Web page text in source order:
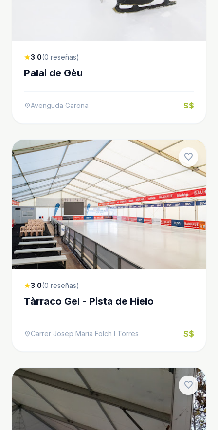
star3.0(0 reseñas)
Palai de Gèu
location_onAvenguda Garona $$
favorite
star3.0(0 reseñas)
Tàrraco Gel - Pista de Hielo
location_onCarrer Josep Maria Folch I Torres $$
favorite